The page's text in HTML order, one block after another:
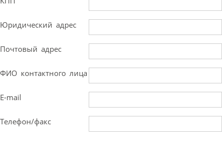
Юридический адрес
Почтовый адрес
ФИО контактного лица
E-mail
Телефон/факс